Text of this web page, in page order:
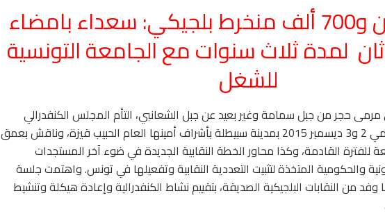
نقابة المليون و700 ألف منخرط بلجيكي: سعداء بامضاء
لمدة ثلاث سنوات مع الجامعة التونسية
للشغل
حجر من جبل سمامة وغير بعيد عن جبل الشعانبي، التأم المجلس الكنفدرالي
للجامعة التونسية للشغل يومي 2 و3 ديسمبر 2015 بمدينة سبيطلة بأشراف أمينها العام الحبيب قيزة، وناقش بعمق
للفترة القادمة، وكذا محاور الخطة النقابية الجديدة في ضوء آخر المستجدات
والحكومية المتخذة لتثبيت التعددية النقابية وتفعيلها في تونس. واهتمت جلسة
وفد من النقابات البلجيكية الصديقة، بتقييم نشاط الكنفدرالية وإعادة هيكلة وتنشيط